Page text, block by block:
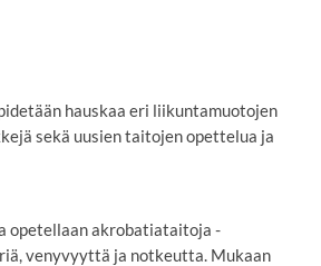
hauskaa eri liikuntamuotojen
sekä uusien taitojen opettelua ja
opetellaan akrobatiataitoja -
venyvyyttä ja notkeutta. Mukaan